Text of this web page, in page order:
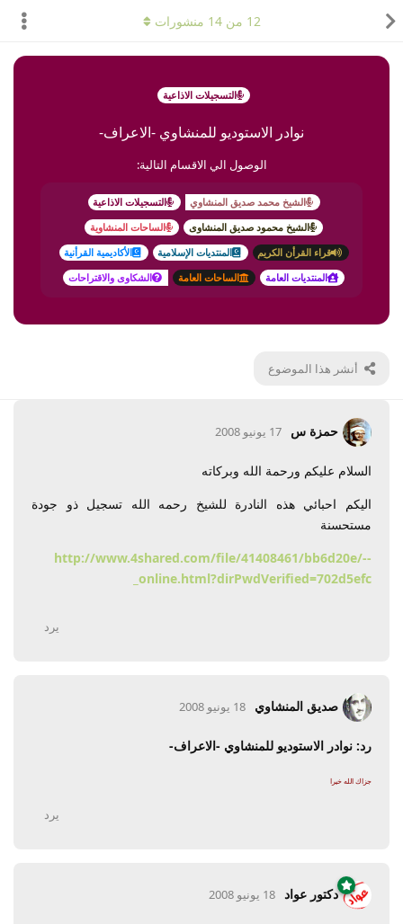
التسجيلات الاذاعية
نوادر الاستوديو للمنشاوي -الاعراف-
الوصول الي الاقسام التالية:
الشيخ محمد صديق المنشاوي
التسجيلات الاذاعية
الشيخ محمود صديق المنشاوى
الساحات المنشاوية
قراء القرأن الكريم
المنتديات الإسلامية
الأكاديمية القرأنية
المنتديات العامة
الساحات العامة الشكاوى والاقتراحات
أنشر هذا الموضوع
12 من14 منشورات
حمزة س 17 يونيو 2008
السلام عليكم ورحمة الله وبركاته
اليكم احبائي هذه النادرة للشيخ رحمه الله تسجيل ذو جودة
مستحسنة
http://www.4shared.com/file/41408461/bb6d20e/--
_online.html?dirPwdVerified=702d5efc
يرد
صديق المنشاوي 18 يونيو 2008
رد: نوادر الاستوديو للمنشاوي -الاعراف-
جزاك الله خيرا
يرد
دكتور عواد 18 يونيو 2008